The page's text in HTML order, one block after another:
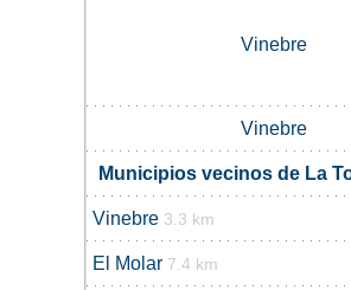
Vinebre
Vinebre
Municipios vecinos de La
Vinebre 3.3 km
El Molar 7.4 km